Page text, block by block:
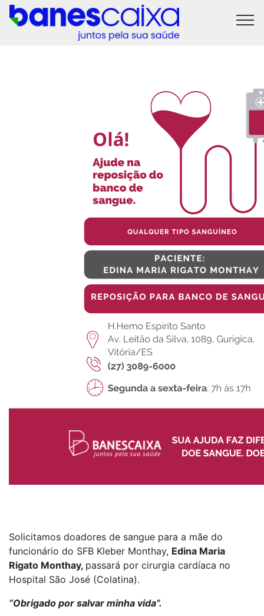
Solicitamos doadores de sangue para a mãe do
funcionário do SFB Kleber Monthay, Edina Maria
Rigato Monthay, passará por cirurgia cardíaca no
Hospital São José (Colatina).
“Obrigado por salvar minha vida”.